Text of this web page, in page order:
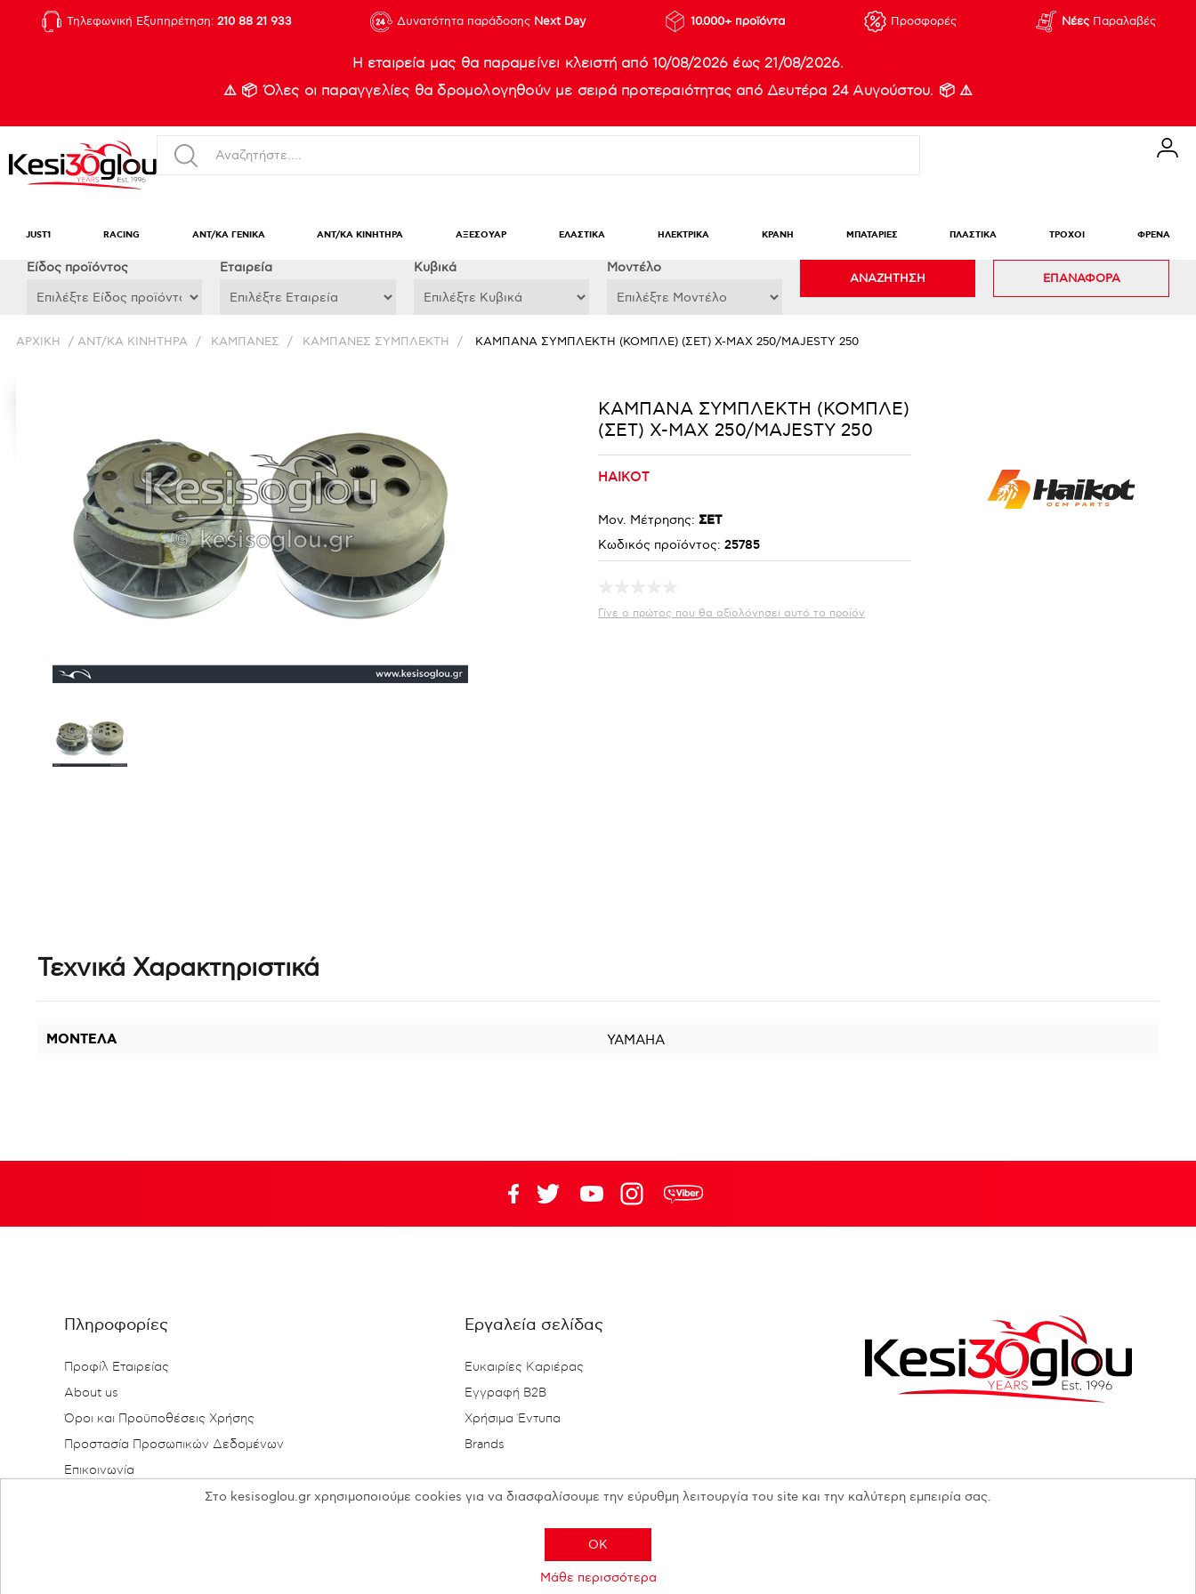
Τηλεφωνική Εξυπηρέτηση: 210 88 21 933 Δυνατότητα παράδοσης Next Day 10.000+ προϊόντα Προσφορές ΝέεςΠαραλαβές
Η εταιρεία μας θα παραμείνει κλειστή από 10/08/2026 έως 21/08/2026.
⚠️ 📦 Όλες οι παραγγελίες θα δρομολογηθούν με σειρά προτεραιότητας από Δευτέρα 24 Αυγούστου. 📦 ⚠️
JUST1 RACING ΑΝΤ/ΚΑ ΓΕΝΙΚΑ ΑΝΤ/ΚΑ ΚΙΝΗΤΗΡΑ ΑΞΕΣΟΥΑΡ ΕΛΑΣΤΙΚΑ ΗΛΕΚΤΡΙΚΑ ΚΡΑΝΗ ΜΠΑΤΑΡΙΕΣ ΠΛΑΣΤΙΚΑ ΤΡΟΧΟΙ ΦΡΕΝΑ
Eίδος προϊόντος Εταιρεία Κυβικά Μοντέλο
ΑΝΑΖΗΤΗΣΗ ΕΠΑΝΑΦΟΡΑ
ΑΡΧΙΚΉ / ΑΝΤ/ΚΑ ΚΙΝΗΤΗΡΑ / ΚΑΜΠΑΝΕΣ / ΚΑΜΠΑΝΕΣ ΣΥΜΠΛΕΚΤΗ / ΚΑΜΠΑΝΑ ΣΥΜΠΛΕΚΤΗ (ΚΟΜΠΛΕ) (ΣΕΤ) X-MAX 250/MAJESTY 250
ΚΑΜΠΑΝΑ ΣΥΜΠΛΕΚΤΗ (ΚΟΜΠΛΕ)
(ΣΕΤ) X-MAX 250/MAJESTY 250
HAIKOT
Μον. Μέτρησης: ΣΕΤ
Κωδικός προϊόντος: 25785
Γίνε ο πρώτος που θα αξιολόγησει αυτό το προϊόν
Τεχνικά Χαρακτηριστικά
ΜΟΝΤΕΛΑ YAMAHA
Πληροφορίες
Προφίλ Εταιρείας
About us
Όροι και Προϋποθέσεις Χρήσης
Προστασία Προσωπικών Δεδομένων
Επικοινωνία
Εργαλεία σελίδας
Ευκαιρίες Καριέρας
Εγγραφή B2B
Χρήσιμα Έντυπα
Brands
Στο kesisoglou.gr χρησιμοποιούμε cookies για να διασφαλίσουμε την εύρυθμη λειτουργία του site και την καλύτερη εμπειρία σας.
OK
Μάθε περισσότερα